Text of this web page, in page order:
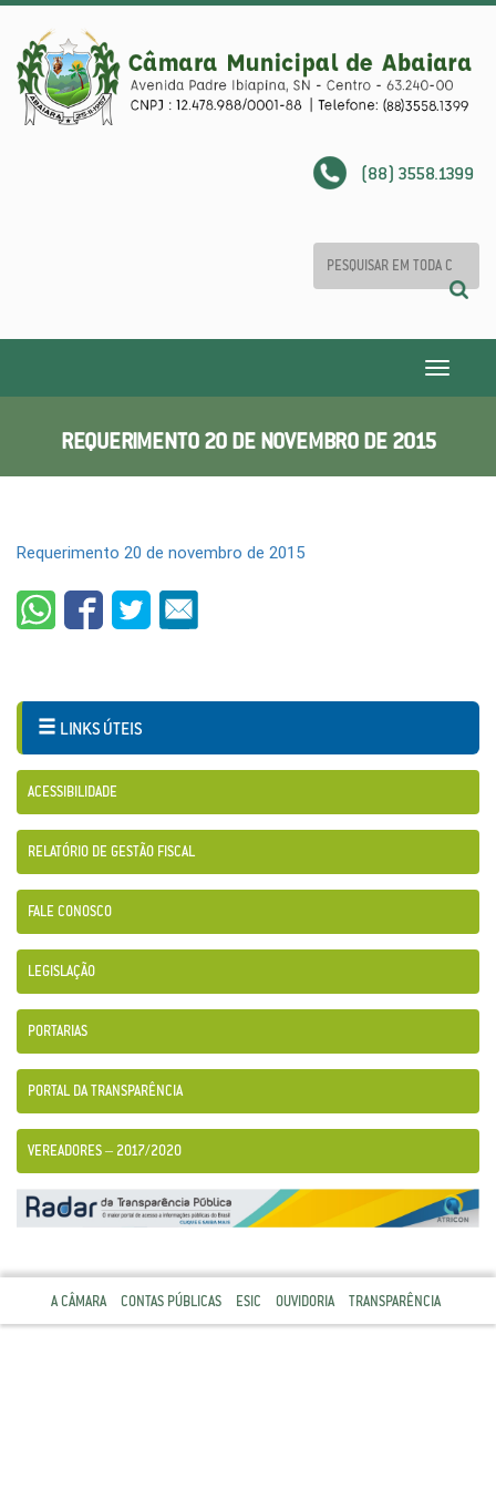
(88) 3558.1399
Toggle
REQUERIMENTO 20 DE NOVEMBRO DE 2015
Requerimento 20 de novembro de 2015
LINKS ÚTEIS
ACESSIBILIDADE
RELATÓRIO DE GESTÃO FISCAL
FALE CONOSCO
LEGISLAÇÃO
PORTARIAS
PORTAL DA TRANSPARÊNCIA
VEREADORES – 2017/2020
A CÂMARA CONTAS PÚBLICAS ESIC OUVIDORIA TRANSPARÊNCIA